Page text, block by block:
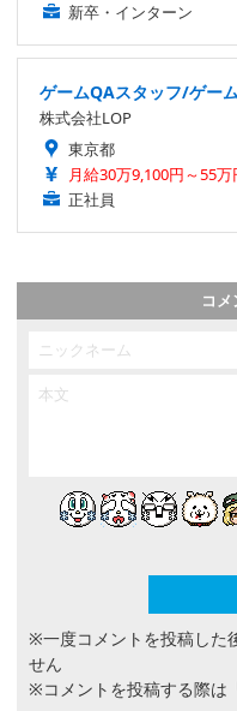
新卒・インターン
ゲームQAスタッフ/ゲー
株式会社LOP
東京都
月給30万9,100円～55万
正社員
コ
※一度コメントを投稿した
せん
※コメントを投稿する際は